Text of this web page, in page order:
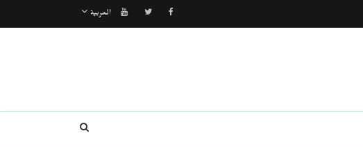
العربية